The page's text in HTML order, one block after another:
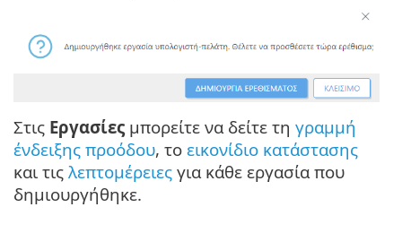
Στις Εργασίες μπορείτε να δείτε τη γραμμή
ένδειξης προόδου, το εικονίδιο κατάστασης
και τις λεπτομέρειες για κάθε εργασία που
δημιουργήθηκε.